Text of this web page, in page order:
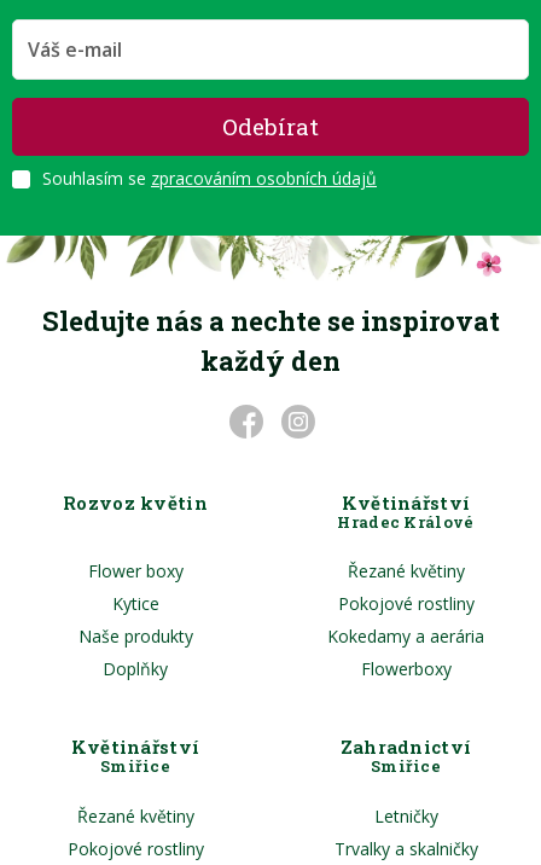
Odebírat
Souhlasím se zpracováním osobních údajů
Sledujte nás a nechte se inspirovat
každý den
Rozvoz květin
Flower boxy
Kytice
Naše produkty
Doplňky
Květinářství
Hradec Králové
Řezané květiny
Pokojové rostliny
Kokedamy a aerária
Flowerboxy
Květinářství
Smiřice
Řezané květiny
Pokojové rostliny
Zahradnictví
Smiřice
Letničky
Trvalky a skalničky